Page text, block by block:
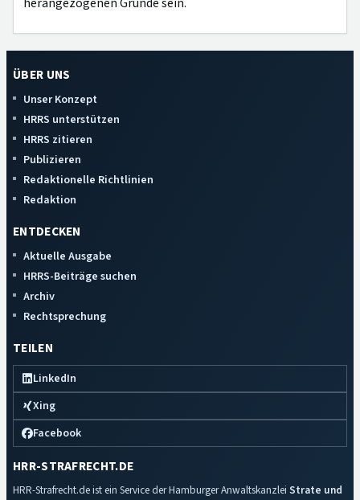
ÜBER UNS
Unser Konzept
HRRS unterstützen
HRRS zitieren
Publizieren
Redaktionelle Richtlinien
Redaktion
ENTDECKEN
Aktuelle Ausgabe
HRRS-Beiträge suchen
Archiv
Rechtsprechung
TEILEN
LinkedIn
Xing
Facebook
HRR-STRAFRECHT.DE
HRR-Strafrecht.de ist ein Service der Hamburger Anwaltskanzlei Strate und